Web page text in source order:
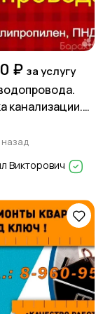
₽ за услугу
канализации.
засоров
Викторович